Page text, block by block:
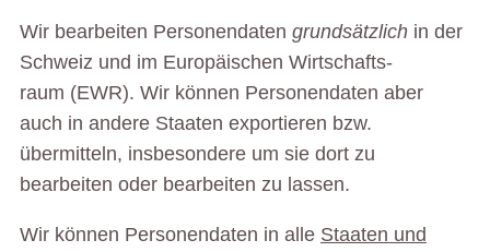
Wir bearbeiten Personendaten grundsätzlich in der
Schweiz und im Europäischen Wirtschafts­
raum (EWR). Wir können Personendaten aber
auch in andere Staaten exportieren bzw.
übermitteln, insbesondere um sie dort zu
bearbeiten oder bearbeiten zu lassen.
Wir können Personendaten in alle Staaten und